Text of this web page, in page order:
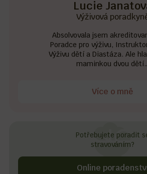
Lucie
Výživová
Absolvovala jsem
Poradce pro výživu,
Výživu dětí a Diastáza. Ale
maminkou dvou
Více o mně
Potřebujete poradit
stravováním?
Online